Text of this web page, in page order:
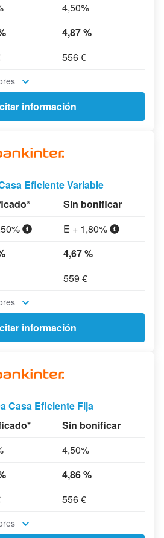
4,50%
4,87 %
556 €
información
Eficiente Variable
Sin bonificar
E + 1,80%
4,67 %
559 €
información
Casa Eficiente Fija
Sin bonificar
4,50%
4,86 %
556 €